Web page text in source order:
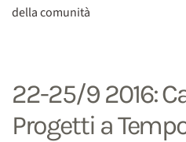
della comunità
22-25/9 2016:
Progetti a